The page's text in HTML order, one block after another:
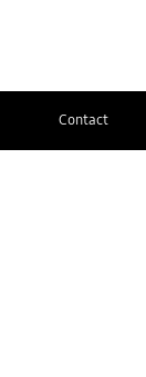
Contact